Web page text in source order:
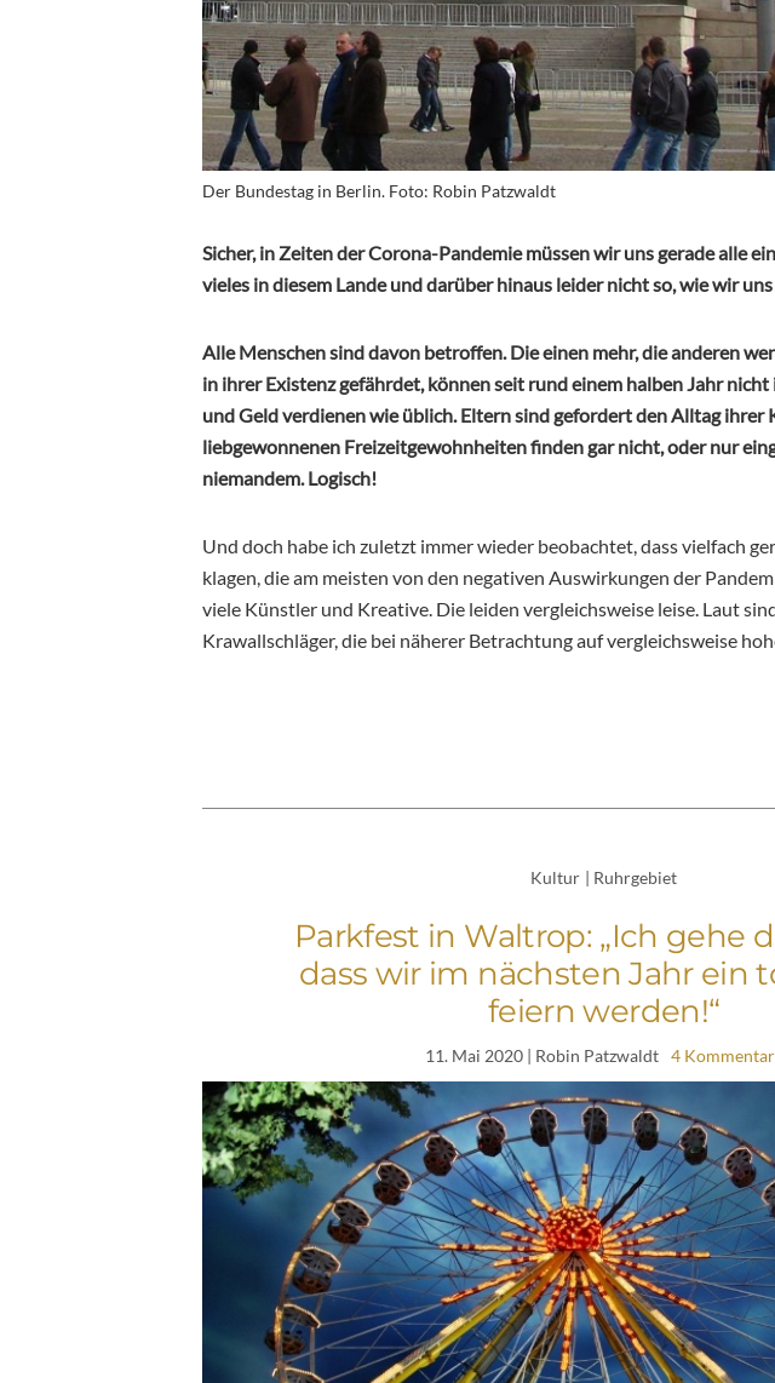
Der Bundestag in Berlin. Foto: Robin Patzwaldt
Sicher, in Zeiten der Corona-Pandemie müssen wir uns gerade alle
vieles in diesem Lande und darüber hinaus leider nicht so, wie wir
Alle Menschen sind davon betroffen. Die einen mehr, die anderen
in ihrer Existenz gefährdet, können seit rund einem halben Jahr
und Geld verdienen wie üblich. Eltern sind gefordert den Alltag ihrer
liebgewonnenen Freizeitgewohnheiten finden gar nicht, oder nur
niemandem. Logisch!
Und doch habe ich zuletzt immer wieder beobachtet, dass vielfach
klagen, die am meisten von den negativen Auswirkungen der
viele Künstler und Kreative. Die leiden vergleichsweise leise. Laut
Krawallschläger, die bei näherer Betrachtung auf vergleichsweise
Kultur | Ruhrgebiet
Parkfest in Waltrop: „Ich gehe
dass wir im nächsten Jahr ein
feiern werden!“
11. Mai 2020| Robin Patzwaldt 4